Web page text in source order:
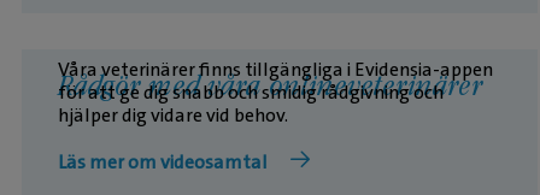
Rådgör med våra onlineveterinärer
Våra veterinärer finns tillgängliga i Evidensia-appen
för att ge dig snabb och smidig rådgivning och
hjälper dig vidare vid behov.
Läs mer om videosamtal